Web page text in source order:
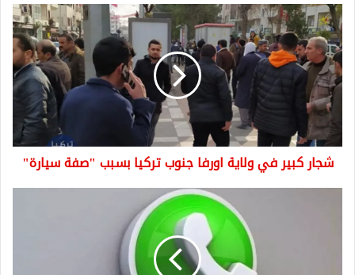
شجار
كبير
في
ولاية
اورفا
جنوب
تركيا
بسبب
"صفة
سيارة"
شجار كبير في ولاية اورفا جنوب تركيا بسبب "صفة سيارة"